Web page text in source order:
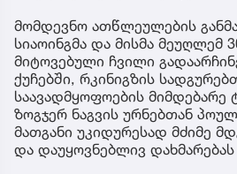
მომდევნო ათწლეულების
სიაოინგმა და მისმა მეუღლემ
მიტოვებული ჩვილი
ქუჩებში, რკინიგზის
საავადმყოფოების მიმდებარე
ზოგჯერ ნაგვის ურნებთან
მათგანი უკიდურესად მძიმე
და დაუყოვნებლივ